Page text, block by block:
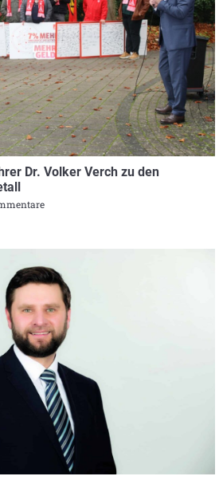
Dr. Volker Verch zu den